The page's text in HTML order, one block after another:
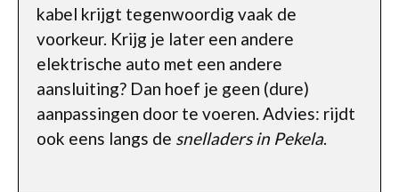
kabel krijgt tegenwoordig vaak de
voorkeur. Krijg je later een andere
elektrische auto met een andere
aansluiting? Dan hoef je geen (dure)
aanpassingen door te voeren. Advies: rijdt
ook eens langs de snelladers in Pekela.